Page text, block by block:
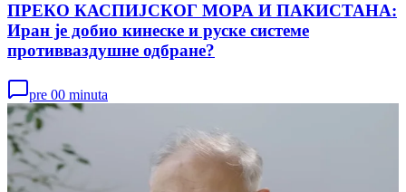
ПРЕКО КАСПИЈСКОГ МОРА И ПАКИСТАНА:
Иран је добио кинеске и руске системе
противваздушне одбране?
pre 00 minuta